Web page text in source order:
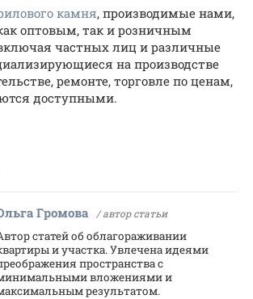
камня, производимые нами,
оптовым, так и розничным
частных лиц и различные
на производстве
ремонте, торговле по ценам,
доступными.
Громова / автор статьи
статей об облагораживании
и участка. Увлечена идеями
пространства с
вложениями и
результатом.